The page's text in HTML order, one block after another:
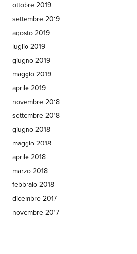
ottobre 2019
settembre 2019
agosto 2019
luglio 2019
giugno 2019
maggio 2019
aprile 2019
novembre 2018
settembre 2018
giugno 2018
maggio 2018
aprile 2018
marzo 2018
febbraio 2018
dicembre 2017
novembre 2017